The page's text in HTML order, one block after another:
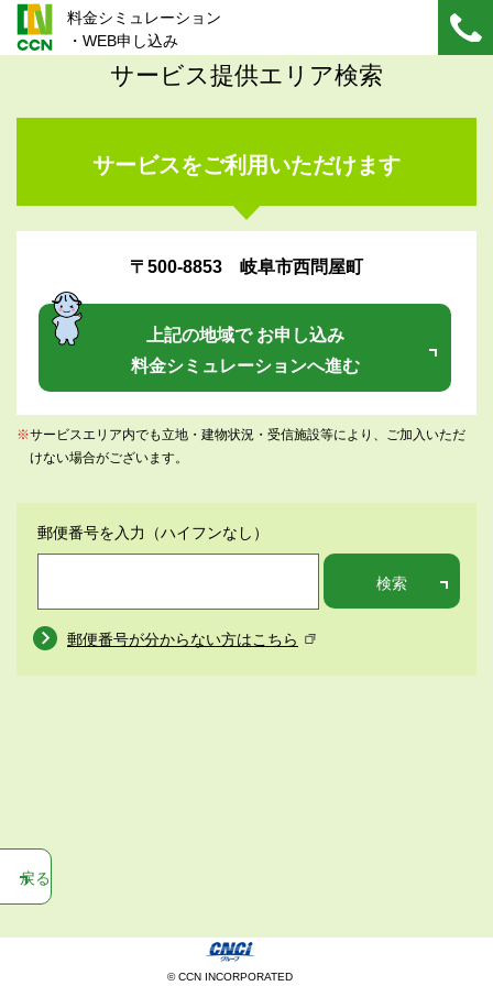
料金シミュレーション
・WEB申し込み
サービス提供エリア検索
サービスをご利用いただけます
〒500-8853 岐阜市西問屋町
上記の地域で お申し込み
料金シミュレーションへ進む
※サービスエリア内でも立地・建物状況・受信施設等により、ご加入いただ
けない場合がございます。
郵便番号を入力 （ハイフンなし）
検索
郵便番号が分からない方はこちら
戻る
© CCN INCORPORATED